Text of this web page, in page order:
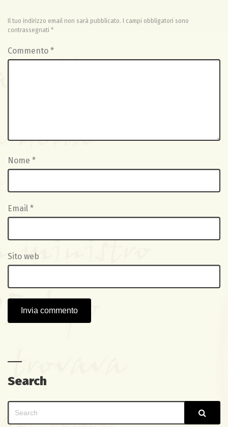
Il tuo indirizzo email non sarà pubblicato.
I campi obbligatori sono
contrassegnati *
Commento *
Nome *
Email *
Sito web
Search
Search
for: